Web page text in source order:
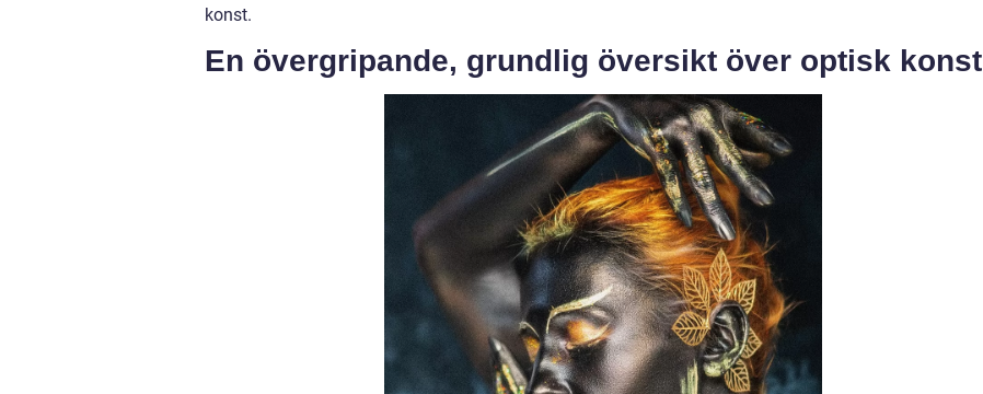
konst.
En övergripande, grundlig översikt över optisk konst